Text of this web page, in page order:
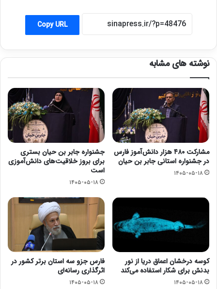
Copy URL
نوشته های مشابه
مشارکت ۴۸۰ هزار دانش‌آموز فارس
در جشنواره استانی جابر بن حیان
۱۴۰۵-۰۵-۱۸
جشنواره جابر بن حیان بستری
برای بروز خلاقیت‌های دانش‌آموزی
است
۱۴۰۵-۰۵-۱۸
کوسه درخشان اعماق دریا از نور
بدنش برای شکار استفاده می‌کند
۱۴۰۵-۰۵-۱۸
فارس جزو سه استان برتر کشور در
اثرگذاری رسانه‌ای
۱۴۰۵-۰۵-۱۸